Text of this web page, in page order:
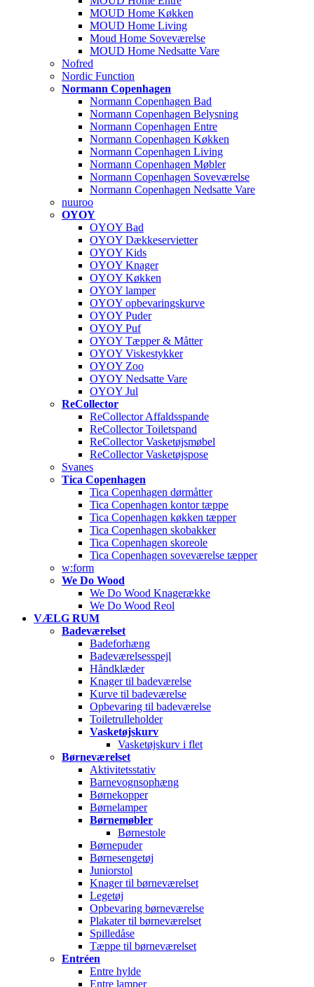
MOUD Home Køkken
MOUD Home Living
Moud Home Soveværelse
MOUD Home Nedsatte Vare
Nofred
Nordic Function
Normann Copenhagen
Normann Copenhagen Bad
Normann Copenhagen Belysning
Normann Copenhagen Entre
Normann Copenhagen Køkken
Normann Copenhagen Living
Normann Copenhagen Møbler
Normann Copenhagen Soveværelse
Normann Copenhagen Nedsatte Vare
nuuroo
OYOY
OYOY Bad
OYOY Dækkeservietter
OYOY Kids
OYOY Knager
OYOY Køkken
OYOY lamper
OYOY opbevaringskurve
OYOY Puder
OYOY Puf
OYOY Tæpper & Måtter
OYOY Viskestykker
OYOY Zoo
OYOY Nedsatte Vare
OYOY Jul
ReCollector
ReCollector Affaldsspande
ReCollector Toiletspand
ReCollector Vasketøjsmøbel
ReCollector Vasketøjspose
Svanes
Tica Copenhagen
Tica Copenhagen dørmåtter
Tica Copenhagen kontor tæppe
Tica Copenhagen køkken tæpper
Tica Copenhagen skobakker
Tica Copenhagen skoreole
Tica Copenhagen soveværelse tæpper
w:form
We Do Wood
We Do Wood Knagerække
We Do Wood Reol
VÆLG RUM
Badeværelset
Badeforhæng
Badeværelsesspejl
Håndklæder
Knager til badeværelse
Kurve til badeværelse
Opbevaring til badeværelse
Toiletrulleholder
Vasketøjskurv
Vasketøjskurv i flet
Børneværelset
Aktivitetsstativ
Barnevognsophæng
Børnekopper
Børnelamper
Børnemøbler
Børnestole
Børnepuder
Børnesengetøj
Juniorstol
Knager til børneværelset
Legetøj
Opbevaring børneværelse
Plakater til børneværelset
Spilledåse
Tæppe til børneværelset
Entréen
Entre hylde
Entre lamper